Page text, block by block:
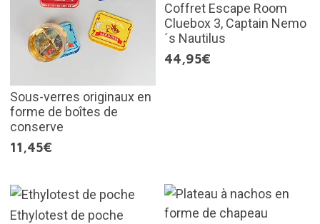
Sous-verres originaux en
forme de boîtes de
conserve
11,45€
Coffret Escape Room
Cluebox 3, Captain Nemo
´s Nautilus
44,95€
Ethylotest de poche